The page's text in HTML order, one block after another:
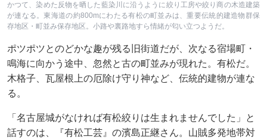
かつて、染めた反物を晒した藍染川に沿うように絞り工房や絞り商の木造建築
が連なる。東海道の約800mにわたる有松の町並みは、重要伝統的建造物群保
存地区・町並み保存地区。小路や裏路地すら情緒が匂い立つようだ。
ポツポツとのどかな趣が残る旧街道だが、次なる宿場町・
鳴海に向かう途中、忽然と古の町並みが現れた。有松だ。
木格子、瓦屋根上の厄除け守り神など、伝統的建物が連な
る。
「名古屋城がなければ有松絞りは生まれませんでした」と
話すのは、『有松工芸』の濱島正継さん。山賊多発地帯対